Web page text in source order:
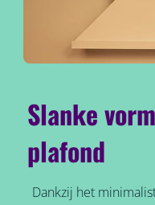
Slanke
plafond
Dankzij het